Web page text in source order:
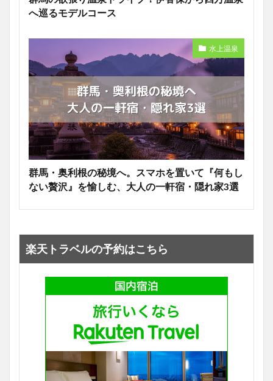
へ巡るモデルコース
水上温泉
群馬・奥利根の秘境へ。スマホを置いて『何もし
ない贅沢』を愉しむ、大人の一軒宿・隠れ家3選
楽天トラベルの予約はこちら